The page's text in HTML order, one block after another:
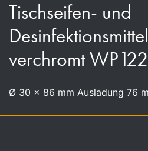
Tischseifen- und
verchromt
Ø 30 x 86 mm Ausladung 76